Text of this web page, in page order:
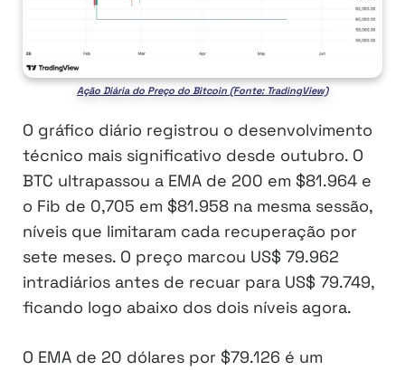
Ação Diária do Preço do Bitcoin (Fonte: TradingView)
O gráfico diário registrou o desenvolvimento
técnico mais significativo desde outubro. O
BTC ultrapassou a EMA de 200 em $81.964 e
o Fib de 0,705 em $81.958 na mesma sessão,
níveis que limitaram cada recuperação por
sete meses. O preço marcou US$ 79.962
intradiários antes de recuar para US$ 79.749,
ficando logo abaixo dos dois níveis agora.
O EMA de 20 dólares por $79.126 é um